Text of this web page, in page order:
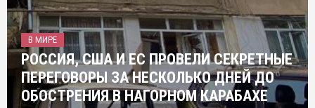
В МИРЕ
РОССИЯ, США И ЕС ПРОВЕЛИ СЕКРЕТНЫЕ
ПЕРЕГОВОРЫ ЗА НЕСКОЛЬКО ДНЕЙ ДО
ОБОСТРЕНИЯ В НАГОРНОМ КАРАБАХЕ